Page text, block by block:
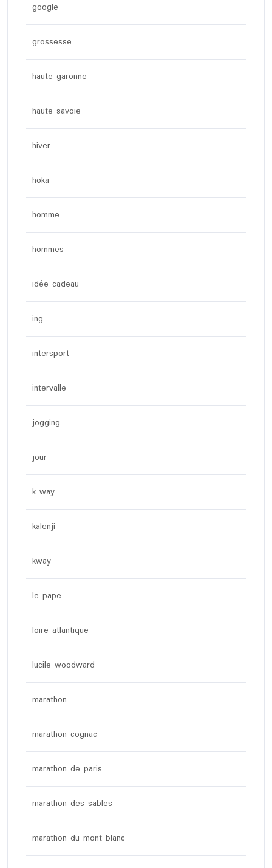
google
grossesse
haute garonne
haute savoie
hiver
hoka
homme
hommes
idée cadeau
ing
intersport
intervalle
jogging
jour
k way
kalenji
kway
le pape
loire atlantique
lucile woodward
marathon
marathon cognac
marathon de paris
marathon des sables
marathon du mont blanc